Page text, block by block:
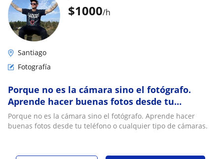
$1000/h
Santiago
Fotografía
Porque no es la cámara sino el fotógrafo.
Aprende hacer buenas fotos desde tu
teléfono o cualquier tipo de cámaras
Porque no es la cámara sino el fotógrafo. Aprende hacer
buenas fotos desde tu teléfono o cualquier tipo de cámaras.